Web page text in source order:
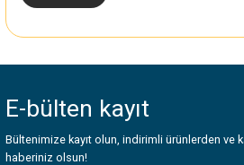
E-bülten kayıt
Bültenimize kayıt olun, indirimli ürünlerden ve
haberiniz olsun!